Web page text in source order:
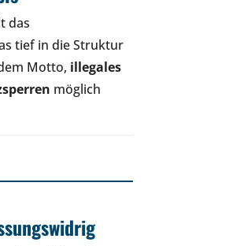
das
tief in die Struktur
Motto, illegales
möglich